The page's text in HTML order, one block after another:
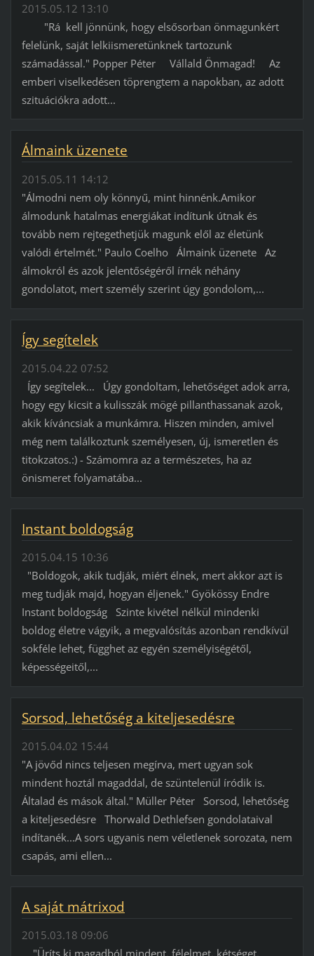
2015.05.12 13:10
"Rá kell jönnünk, hogy elsősorban önmagunkért
felelünk, saját lelkiismeretünknek tartozunk
számadással." Popper Péter Vállald Önmagad! Az
emberi viselkedésen töprengtem a napokban, az adott
szituációkra adott...
Álmaink üzenete
2015.05.11 14:12
"Álmodni nem oly könnyű, mint hinnénk.Amikor
álmodunk hatalmas energiákat indítunk útnak és
tovább nem rejtegethetjük magunk elől az életünk
valódi értelmét." Paulo Coelho Álmaink üzenete Az
álmokról és azok jelentőségéről írnék néhány
gondolatot, mert személy szerint úgy gondolom,...
Így segítelek
2015.04.22 07:52
Így segítelek... Úgy gondoltam, lehetőséget adok arra,
hogy egy kicsit a kulisszák mögé pillanthassanak azok,
akik kíváncsiak a munkámra. Hiszen minden, amivel
még nem találkoztunk személyesen, új, ismeretlen és
titokzatos.:) - Számomra az a természetes, ha az
önismeret folyamatába...
Instant boldogság
2015.04.15 10:36
"Boldogok, akik tudják, miért élnek, mert akkor azt is
meg tudják majd, hogyan éljenek." Gyökössy Endre
Instant boldogság Szinte kivétel nélkül mindenki
boldog életre vágyik, a megvalósítás azonban rendkívül
sokféle lehet, függhet az egyén személyiségétől,
képességeitől,...
Sorsod, lehetőség a kiteljesedésre
2015.04.02 15:44
"A jövőd nincs teljesen megírva, mert ugyan sok
mindent hoztál magaddal, de szüntelenül íródik is.
Általad és mások által." Müller Péter Sorsod, lehetőség
a kiteljesedésre Thorwald Dethlefsen gondolataival
indítanék...A sors ugyanis nem véletlenek sorozata, nem
csapás, ami ellen...
A saját mátrixod
2015.03.18 09:06